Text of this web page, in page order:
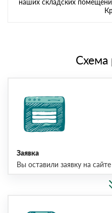
Схема
Заявка
Вы оставили заявку на сайте